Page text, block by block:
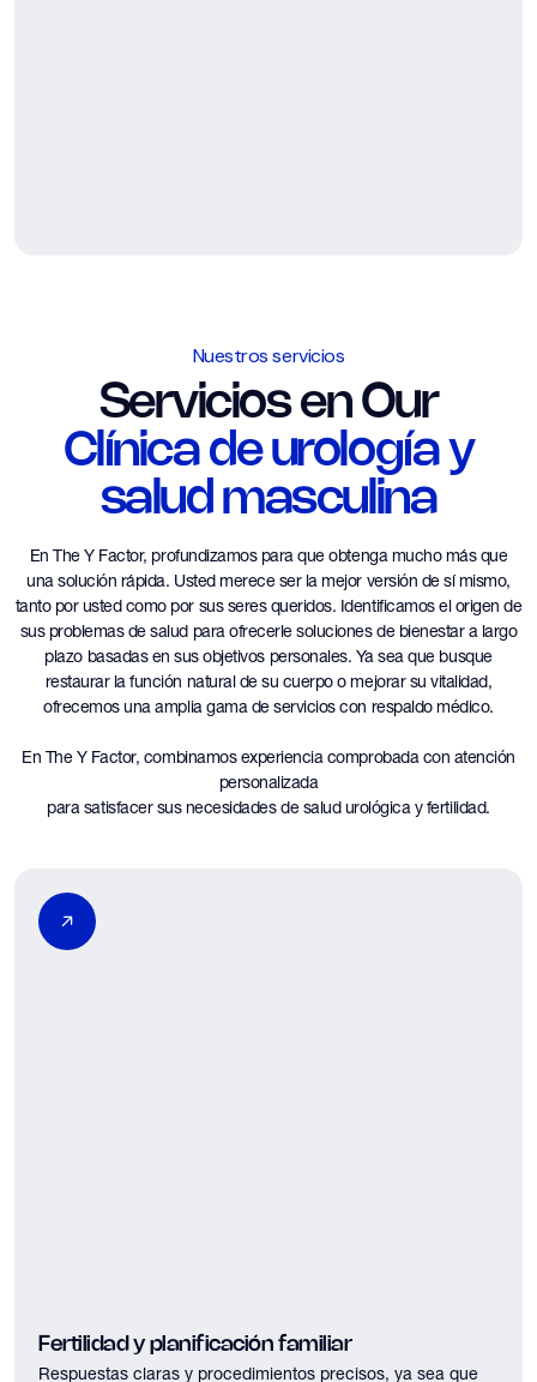
Nuestros servicios
Servicios en Our
Clínica de urología y
salud masculina
En The Y Factor, profundizamos para que obtenga mucho más que
una solución rápida. Usted merece ser la mejor versión de sí mismo,
tanto por usted como por sus seres queridos. Identificamos el origen de
sus problemas de salud para ofrecerle soluciones de bienestar a largo
plazo basadas en sus objetivos personales. Ya sea que busque
restaurar la función natural de su cuerpo o mejorar su vitalidad,
ofrecemos una amplia gama de servicios con respaldo médico.
En The Y Factor, combinamos experiencia comprobada con atención
personalizada
para satisfacer sus necesidades de salud urológica y fertilidad.
Fertilidad y planificación familiar
Respuestas claras y procedimientos precisos, ya sea que